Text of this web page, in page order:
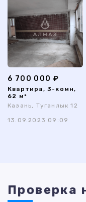
6 700 000 ₽
Квартира, 3-комн,
62 м²
Казань, Туганлык 12
13.09.2023 09:09
Проверка